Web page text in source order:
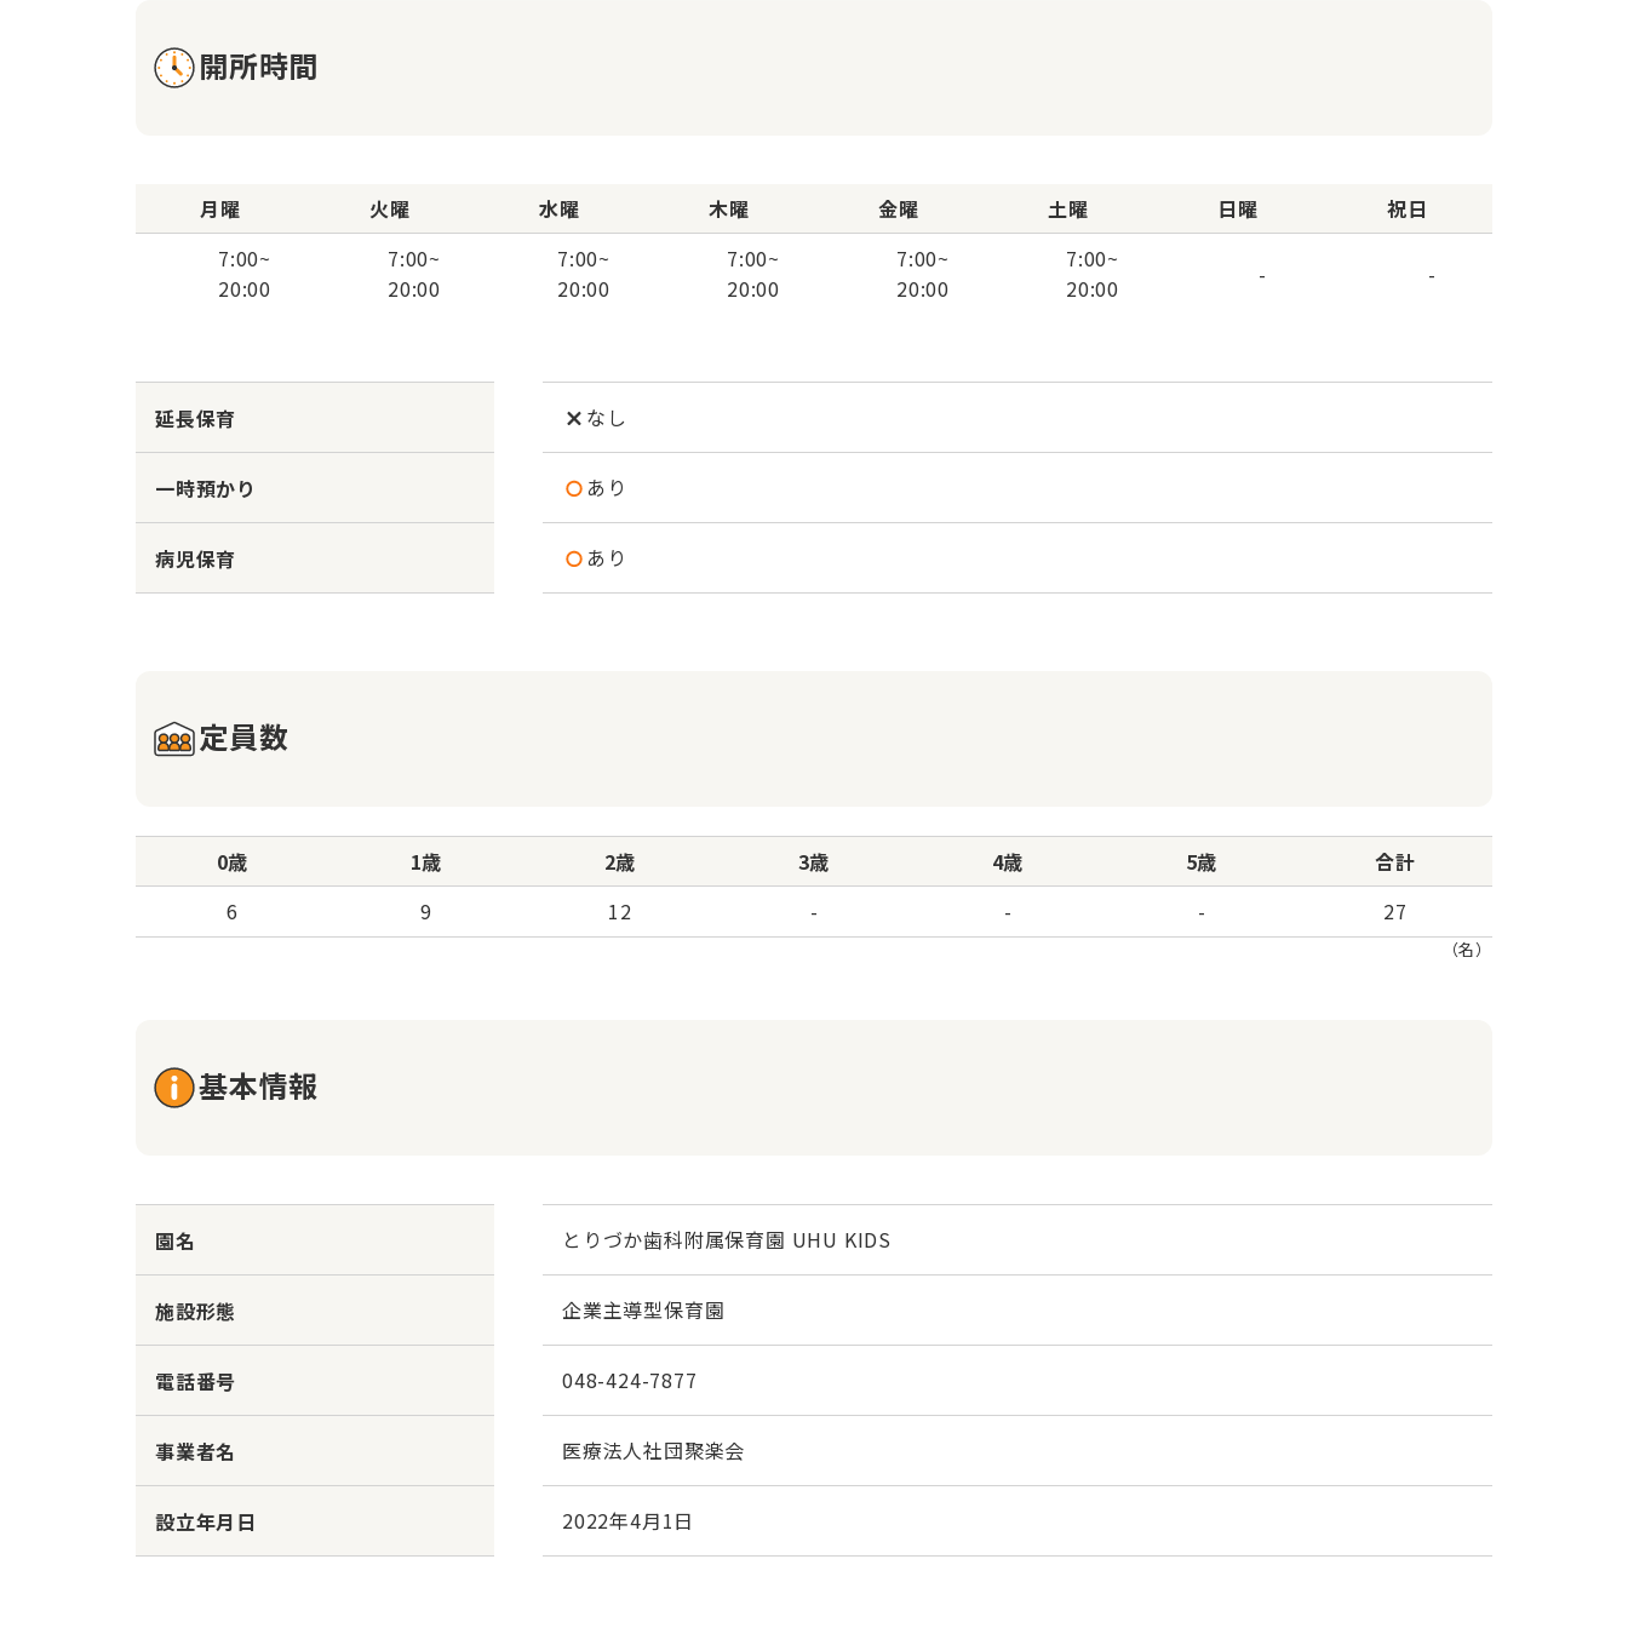
開所時間
月曜
7:00~
20:00
火曜
7:00~
20:00
水曜
7:00~
20:00
木曜
7:00~
20:00
金曜
7:00~
20:00
土曜
7:00~
20:00
日曜
-
祝日
-
延長保育 なし
一時預かり あり
病児保育 あり
定員数
0歳 1歳 2歳 3歳 4歳 5歳
合計
6
9 12 - - - 27
（名）
基本情報
園名 とりづか歯科附属保育園 UHU KIDS
施設形態 企業主導型保育園
電話番号 048-424-7877
事業者名 医療法人社団聚楽会
設立年月日 2022年4月1日